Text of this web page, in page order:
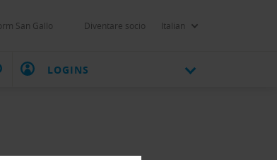
San Gallo Diventare socio Italian
LOGINS